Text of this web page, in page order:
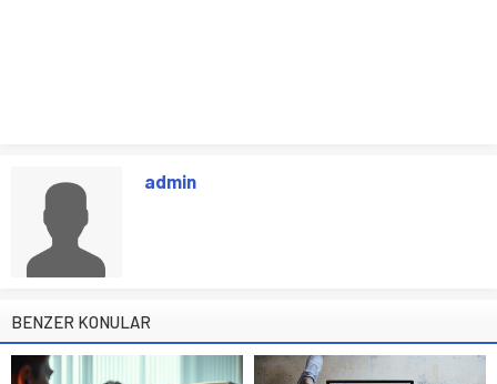
admin
BENZER KONULAR